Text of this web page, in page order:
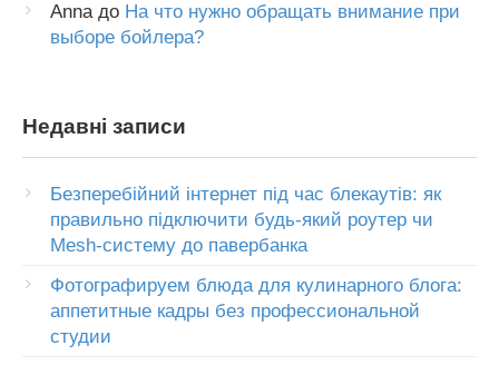
Annaдо На что нужно обращать внимание при
выборе бойлера?
Недавні записи
Безперебійний інтернет під час блекаутів: як
правильно підключити будь-який роутер чи
Mesh-систему до павербанка
Фотографируем блюда для кулинарного блога:
аппетитные кадры без профессиональной
студии